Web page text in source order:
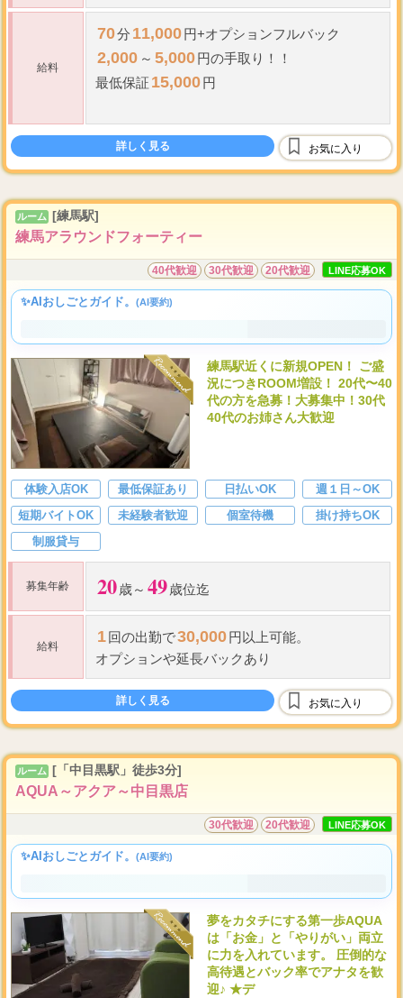
給料
70分 11,000円+オプションフルバック
2,000 ～ 5,000円の手取り！！
最低保証 15,000円
歩合60～75％＋ボーナス
指名料全額バック
最低保証制度あり
詳しく見る お気に入り
ルーム [練馬駅]
練馬アラウンドフォーティー
40代歓迎 30代歓迎 20代歓迎 LINE応募OK
✨AIおしごとガイド。 (AI要約)
練馬駅近くに新規OPEN！ ご盛
況につきROOM増設！ 20代〜40
代の方を急募！大募集中！30代
40代のお姉さん大歓迎
体験入店OK 最低保証あり 日払いOK
週１日～OK
短期バイトOK
未経験者歓迎 個室待機
掛け持ちOK
制服貸与
募集年齢 20歳～ 49歳位迄
給料
1回の出勤で30,000円以上可能。
オプションや延長バックあり
詳しく見る お気に入り
ルーム [「中目黒駅」徒歩3分]
AQUA～アクア～中目黒店
30代歓迎 20代歓迎 LINE応募OK
✨AIおしごとガイド。 (AI要約)
夢をカタチにする第一歩AQUA
は「お金」と「やりがい」両立
に力を入れています。 圧倒的な
高待遇とバック率でアナタを歓
迎♪ ★デ